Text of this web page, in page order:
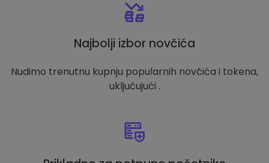
Najbolji izbor novčića
Nudimo trenutnu kupnju popularnih novčića i tokena,
uključujući .